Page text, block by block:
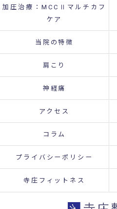
加圧治療：MCCⅡマルチカフ
ケア
当院の特徴
肩こり
神経痛
アクセス
コラム
プライバシーポリシー
寺庄フィットネス